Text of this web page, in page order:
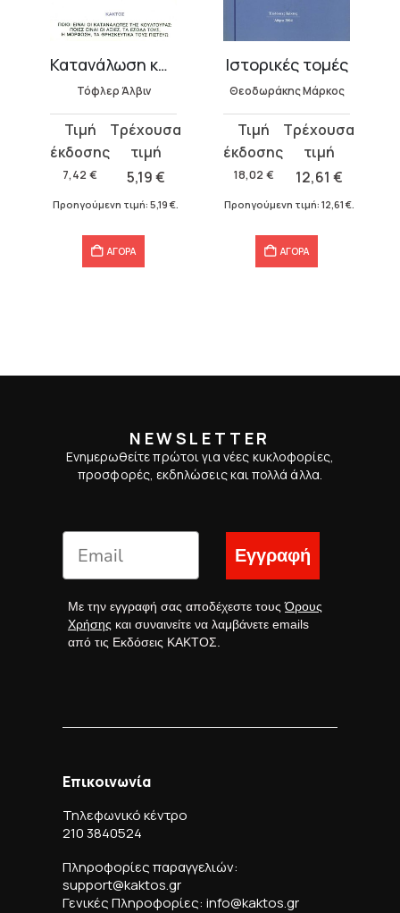
Κατανάλωση και κουλτούρα
Τόφλερ Άλβιν
7,42 €
Original
price
was:
7,42 €.
5,19€
τρέχουσα
τιμή
είναι:
Προηγούμενη τιμή: 5,19 €.
ΑΓΟΡΑ
Ιστορικές τομές
Θεοδωράκης Μάρκος
18,02 €
Original
price
was:
18,02 €.
12,61 €
τρέχουσα
τιμή
είναι:
Προηγούμενη τιμή: 12,61 €.
ΑΓΟΡΑ
NEWSLETTER
Ενημερωθείτε πρώτοι για νέες κυκλοφορίες,
προσφορές, εκδηλώσεις και πολλά άλλα.
Εγγραφή
Με την εγγραφή σας αποδέχεστε τουςΌρους
Χρήσης και συναινείτε να λαμβάνετε emails
από τις Εκδόσεις ΚΑΚΤΟΣ.
Επικοινωνία
Τηλεφωνικό κέντρο
210 3840524
Πληροφορίες παραγγελιών:
support@kaktos.gr
Γενικές Πληροφορίες: info@kaktos.gr